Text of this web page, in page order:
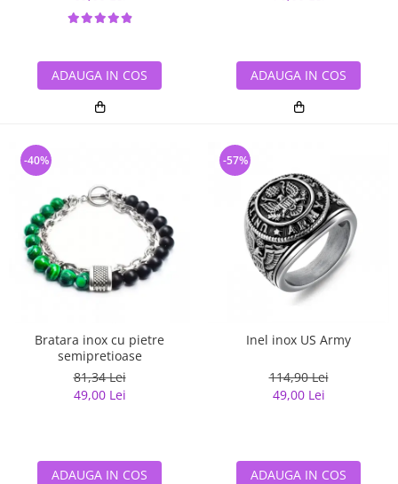
ADAUGA IN COS ADAUGA IN COS
Bratara inox cu pietre
semipretioase
81,34 Lei
49,00 Lei
-40%
ADAUGA IN COS
Inel inox US Army
114,90 Lei
49,00 Lei
-57%
ADAUGA IN COS